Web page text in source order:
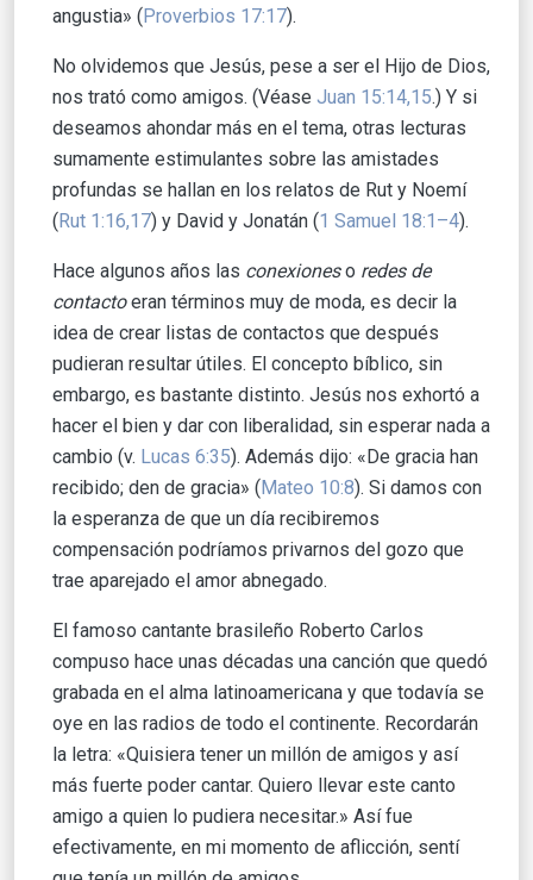
angustia» ( Proverbios 17:17).
No olvidemos que Jesús, pese a ser el Hijo de Dios,
nos trató como amigos. (Véase Juan 15:14,15.) Y si
deseamos ahondar más en el tema, otras lecturas
sumamente estimulantes sobre las amistades
profundas se hallan en los relatos de Rut y Noemí
( Rut 1:16,17) y David y Jonatán (1 Samuel 18:1–4).
Hace algunos años las conexioneso redes de
contactoeran términos muy de moda, es decir la
idea de crear listas de contactos que después
pudieran resultar útiles. El concepto bíblico, sin
embargo, es bastante distinto. Jesús nos exhortó a
hacer el bien y dar con liberalidad, sin esperar nada a
cambio (v. Lucas 6:35). Además dijo: «De gracia han
recibido; den de gracia» ( Mateo 10:8). Si damos con
la esperanza de que un día recibiremos
compensación podríamos privarnos del gozo que
trae aparejado el amor abnegado.
El famoso cantante brasileño Roberto Carlos
compuso hace unas décadas una canción que quedó
grabada en el alma latinoamericana y que todavía se
oye en las radios de todo el continente. Recordarán
la letra: «Quisiera tener un millón de amigos y así
más fuerte poder cantar. Quiero llevar este canto
amigo a quien lo pudiera necesitar.» Así fue
efectivamente, en mi momento de aflicción, sentí